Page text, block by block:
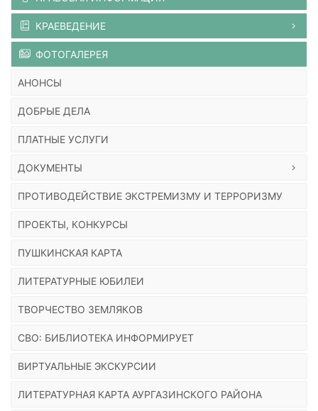
КРАЕВЕДЕНИЕ
ФОТОГАЛЕРЕЯ
АНОНСЫ
ДОБРЫЕ ДЕЛА
ПЛАТНЫЕ УСЛУГИ
ДОКУМЕНТЫ
ПРОТИВОДЕЙСТВИЕ ЭКСТРЕМИЗМУ И ТЕРРОРИЗМУ
ПРОЕКТЫ, КОНКУРСЫ
ПУШКИНСКАЯ КАРТА
ЛИТЕРАТУРНЫЕ ЮБИЛЕИ
ТВОРЧЕСТВО ЗЕМЛЯКОВ
СВО: БИБЛИОТЕКА ИНФОРМИРУЕТ
ВИРТУАЛЬНЫЕ ЭКСКУРСИИ
ЛИТЕРАТУРНАЯ КАРТА АУРГАЗИНСКОГО РАЙОНА